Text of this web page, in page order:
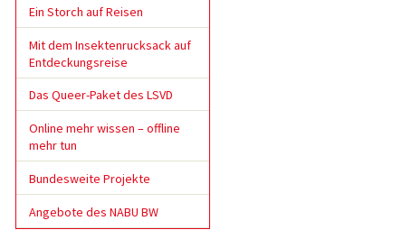
Gruppenspiel im Wald - Foto: NAJU BW
Ein Storch auf Reisen
Mit dem Insektenrucksack auf
Entdeckungsreise
Das Queer-Paket des LSVD
Online mehr wissen – offline
mehr tun
Bundesweite Projekte
Angebote des NABU BW